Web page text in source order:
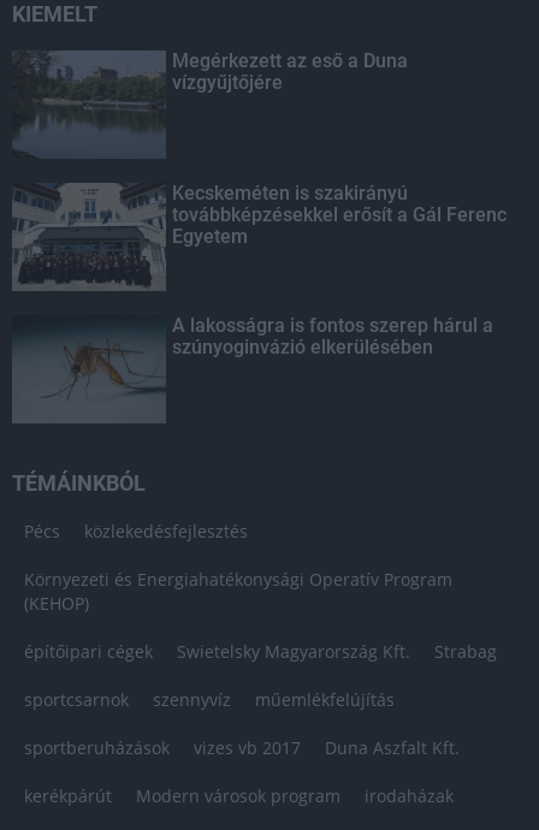
KIEMELT
Megérkezett az eső a Duna
vízgyűjtőjére
Kecskeméten is szakirányú
továbbképzésekkel erősít a Gál Ferenc
Egyetem
A lakosságra is fontos szerep hárul a
szúnyoginvázió elkerülésében
TÉMÁINKBÓL
Pécs közlekedésfejlesztés
Környezeti és Energiahatékonysági Operatív Program
(KEHOP)
építőipari cégek Swietelsky Magyarország Kft. Strabag
sportcsarnok szennyvíz műemlékfelújítás
sportberuházások vizes vb 2017 Duna Aszfalt Kft.
kerékpárút Modern városok program irodaházak